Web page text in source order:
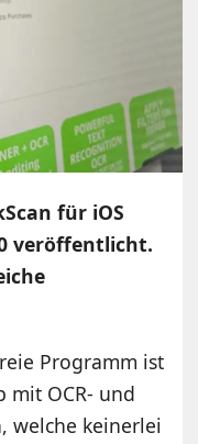
für iOS
veröffentlicht.
Programm ist
mit OCR- und
welche keinerlei